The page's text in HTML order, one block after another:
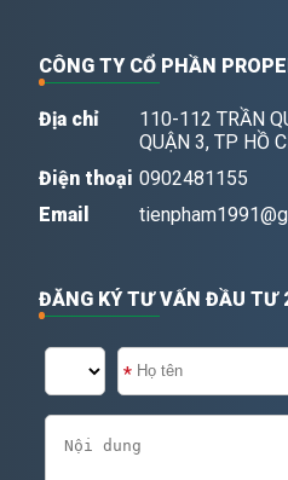
CÔNG TY CỔ PHẦN
Địa chỉ
110-112 TRẦN
QUẬN 3, TP HỒ
Điện thoại 0902481155
Email
ĐĂNG KÝ TƯ VẤN ĐẦU TƯ